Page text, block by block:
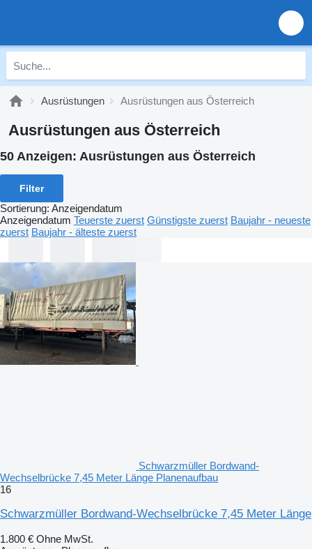
Ausrüstungen Ausrüstungen aus Österreich
Ausrüstungen aus Österreich
50 Anzeigen: Ausrüstungen aus Österreich
Filter
Sortierung: Anzeigendatum
Anzeigendatum Teuerste zuerst Günstigste zuerst Baujahr - neueste
zuerst Baujahr - älteste zuerst
Schwarzmüller Bordwand-
Wechselbrücke 7,45 Meter Länge Planenaufbau
16
Schwarzmüller Bordwand-Wechselbrücke 7,45 Meter Länge
1.800 € Ohne MwSt.